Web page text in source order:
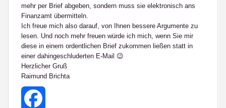
mehr per Brief abgeben, sondern muss sie elektronisch ans
Finanzamt übermitteln.
Ich freue mich also darauf, von Ihnen bessere Argumente zu
lesen. Und noch mehr freuen würde ich mich, wenn Sie mir
diese in einem ordentlichen Brief zukommen ließen statt in
einer dahingeschluderten E-Mail 😉
Herzlicher Gruß
Raimund Brichta